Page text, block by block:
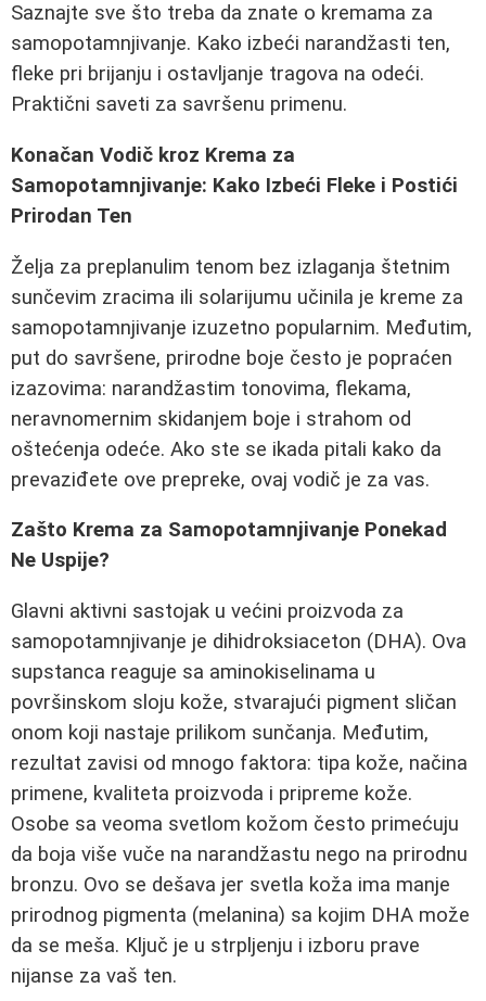
Saznajte sve što treba da znate o kremama za
samopotamnjivanje. Kako izbeći narandžasti ten,
fleke pri brijanju i ostavljanje tragova na odeći.
Praktični saveti za savršenu primenu.
Konačan Vodič kroz Krema za
Samopotamnjivanje: Kako Izbeći Fleke i Postići
Prirodan Ten
Želja za preplanulim tenom bez izlaganja štetnim
sunčevim zracima ili solarijumu učinila je kreme za
samopotamnjivanje izuzetno popularnim. Međutim,
put do savršene, prirodne boje često je popraćen
izazovima: narandžastim tonovima, flekama,
neravnomernim skidanjem boje i strahom od
oštećenja odeće. Ako ste se ikada pitali kako da
prevaziđete ove prepreke, ovaj vodič je za vas.
Zašto Krema za Samopotamnjivanje Ponekad
Ne Uspije?
Glavni aktivni sastojak u većini proizvoda za
samopotamnjivanje je dihidroksiaceton (DHA). Ova
supstanca reaguje sa aminokiselinama u
površinskom sloju kože, stvarajući pigment sličan
onom koji nastaje prilikom sunčanja. Međutim,
rezultat zavisi od mnogo faktora: tipa kože, načina
primene, kvaliteta proizvoda i pripreme kože.
Osobe sa veoma svetlom kožom često primećuju
da boja više vuče na narandžastu nego na prirodnu
bronzu. Ovo se dešava jer svetla koža ima manje
prirodnog pigmenta (melanina) sa kojim DHA može
da se meša. Ključ je u strpljenju i izboru prave
nijanse za vaš ten.